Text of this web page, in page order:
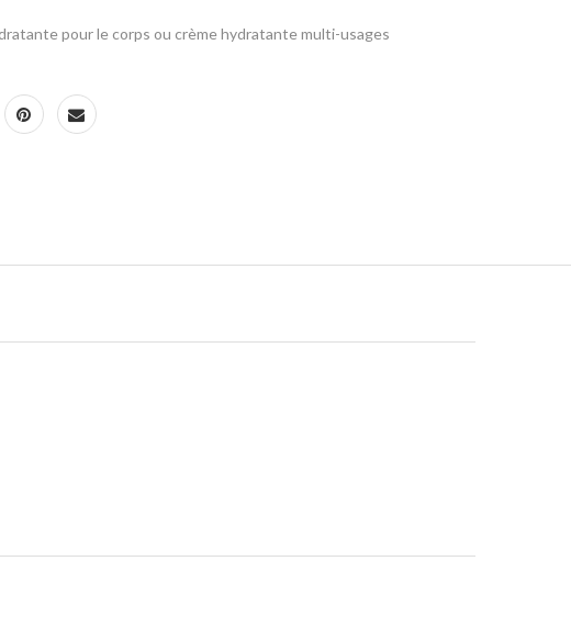
pour le corps ou crème hydratante multi-usages